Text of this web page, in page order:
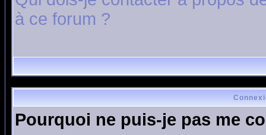
à ce forum ?
Pourquoi ne puis-je pas me